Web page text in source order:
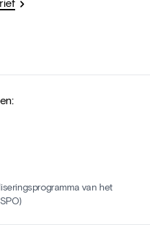
van het